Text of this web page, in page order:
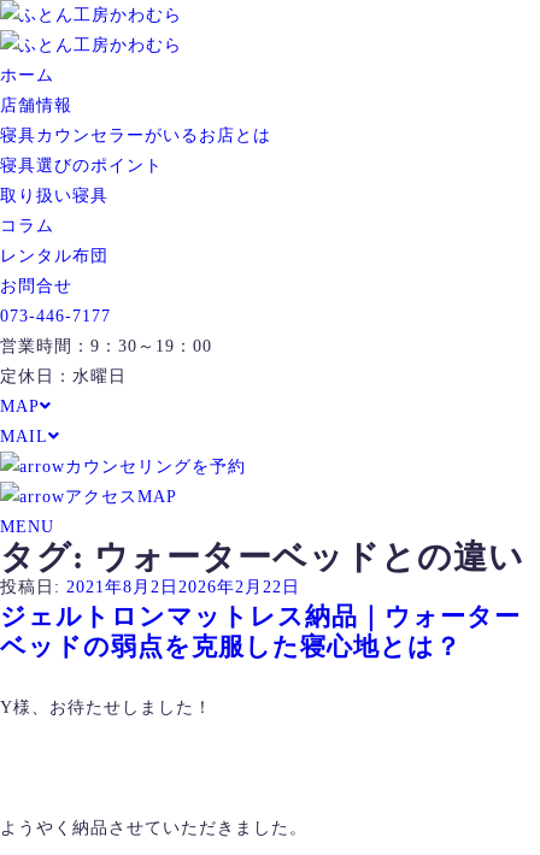
ホーム
店舗情報
寝具カウンセラーがいるお店とは
寝具選びのポイント
取り扱い寝具
コラム
レンタル布団
お問合せ
073-446-7177
営業時間：9：30～19：00
定休日：水曜日
MAP
MAIL
カウンセリングを予約
アクセスMAP
MENU
タグ: ウォーターベッドとの違い
投稿日: 2021年8月2日 2026年2月22日
ジェルトロンマットレス納品｜ウォーター
ベッドの弱点を克服した寝心地とは？
Y様、お待たせしました！
ようやく納品させていただきました。